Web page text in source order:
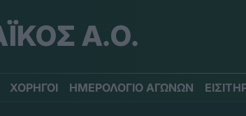
Α.Ο.
ΧΟΡΗΓΟΙ ΗΜΕΡΟΛΟΓΙΟ ΑΓΩΝΩΝ